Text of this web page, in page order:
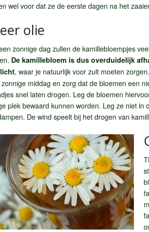
wel voor dat ze de eerste dagen na het
olie
zonnige dag zullen de kamillebloempjes
De kamillebloem is dus overduidelijk
, waar je natuurlijk voor zult moeten
middag en zorg dat de bloemen een
snel laten drogen. Leg de bloemen
plek bewaard kunnen worden. Leg ze niet in
De wind speelt bij het drogen van